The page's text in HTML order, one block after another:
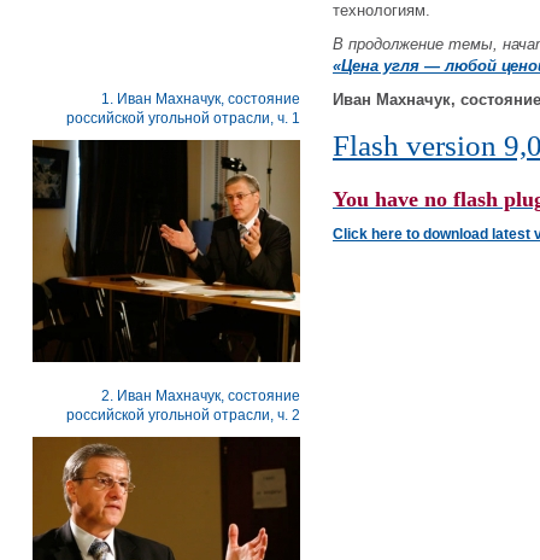
технологиям.
В продолжение темы,
«Цена угля — любой
1. Иван Махначук, состояние
российской угольной отрасли, ч. 1
2. Иван Махначук, состояние
российской угольной отрасли, ч. 2
Иван Махначук,
Flash version
You have no flash
Click here to download latest